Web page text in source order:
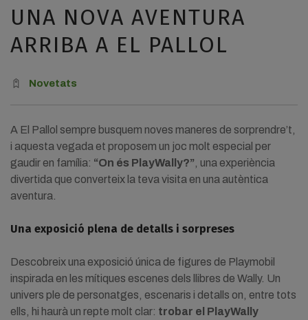
UNA NOVA AVENTURA
ARRIBA A EL PALLOL
Novetats
A El Pallol sempre busquem noves maneres de sorprendre’t,
i aquesta vegada et proposem un joc molt especial per
gaudir en família: “On és PlayWally?” , una experiència
divertida que converteix la teva visita en una autèntica
aventura.
Una exposició plena de detalls i sorpreses
Descobreix una exposició única de figures de Playmobil
inspirada en les mítiques escenes dels llibres de Wally. Un
univers ple de personatges, escenaris i detalls on, entre tots
ells, hi haurà un repte molt clar: trobar el PlayWally